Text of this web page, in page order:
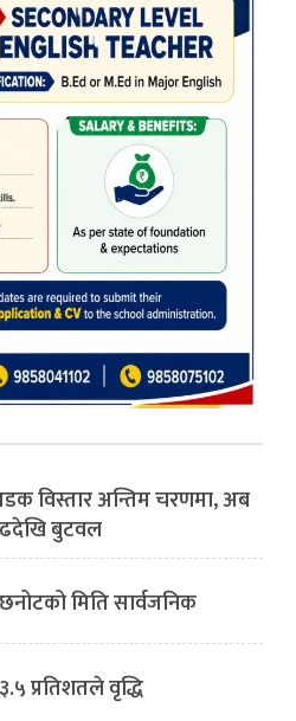
विस्तार अन्तिम चरणमा, अब
बुटवल
मिति सार्वजनिक
प्रतिशतले वृद्धि